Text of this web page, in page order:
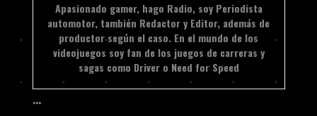
Apasionado gamer, hago Radio, soy Periodista
automotor, también Redactor y Editor, además de
productor según el caso. En el mundo de los
videojuegos soy fan de los juegos de carreras y
sagas como Driver o Need for Speed
…